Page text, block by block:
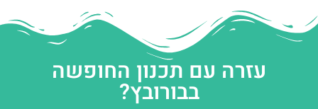
עזרה עם תכנון החופשה
בבורובץ?